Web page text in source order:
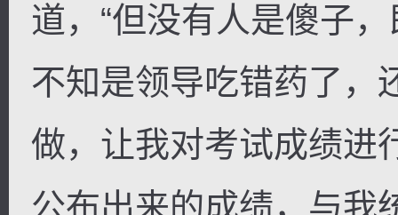
道，“但没有人是傻子
不知是领导吃错药了，
做，让我对考试成绩进
公布出来的成绩，与我